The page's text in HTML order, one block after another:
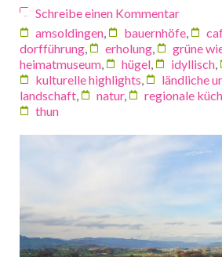
Schreibe einen Kommentar
amsoldingen
bauernhöfe
dorfführung
erholung grüne
heimatmuseum
hügel idyllisch
kulturelle highlights
ländliche
landschaft
natur, regionale
thun